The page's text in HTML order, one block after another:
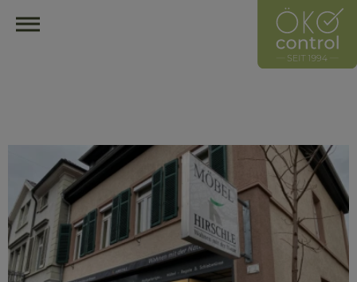
ÜBERBLICK
ÜBER UNS
UNSER LEITZEICHEN
HÄNDLER
HERSTELLER
MITGLIED WERDEN